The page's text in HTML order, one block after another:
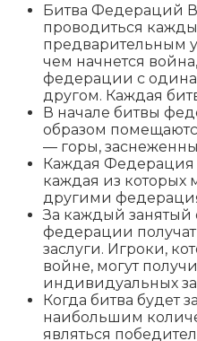
Битва Федераций
проводиться
предварительным
чем начнется
федерации с
другом. Каждая
В начале битвы
образом
— горы,
Каждая Федерация
каждая из которых
другими
За каждый занятый
федерации
заслуги. Игроки,
войне, могут
индивидуальных
Когда битва будет
наибольшим
являться